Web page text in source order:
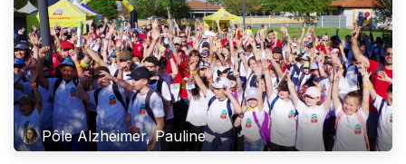
Pôle Alzheimer, Pauline